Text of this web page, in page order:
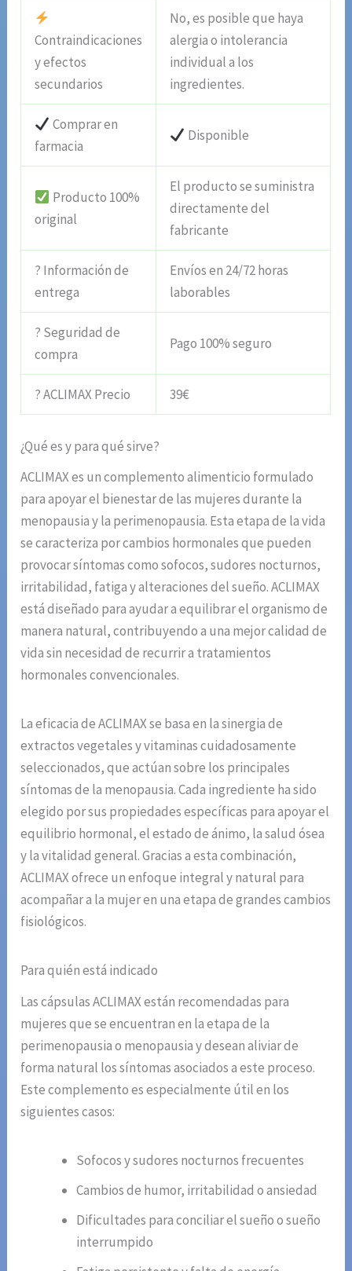
Contraindicaciones
y efectos
secundarios
No, es posible que haya
alergia o intolerancia
individual a los
ingredientes.
Comprar en
farmacia
Disponible
Producto 100%
original
El producto se suministra
directamente del
fabricante
? Información de
entrega
Envíos en 24/72 horas
laborables
? Seguridad de
compra
Pago 100% seguro
? ACLIMAX Precio 39€
¿Qué es y para qué sirve?
ACLIMAX es un complemento alimenticio formulado
para apoyar el bienestar de las mujeres durante la
menopausia y la perimenopausia. Esta etapa de la vida
se caracteriza por cambios hormonales que pueden
provocar síntomas como sofocos, sudores nocturnos,
irritabilidad, fatiga y alteraciones del sueño. ACLIMAX
está diseñado para ayudar a equilibrar el organismo de
manera natural, contribuyendo a una mejor calidad de
vida sin necesidad de recurrir a tratamientos
hormonales convencionales.
La eficacia de ACLIMAX se basa en la sinergia de
extractos vegetales y vitaminas cuidadosamente
seleccionados, que actúan sobre los principales
síntomas de la menopausia. Cada ingrediente ha sido
elegido por sus propiedades específicas para apoyar el
equilibrio hormonal, el estado de ánimo, la salud ósea
y la vitalidad general. Gracias a esta combinación,
ACLIMAX ofrece un enfoque integral y natural para
acompañar a la mujer en una etapa de grandes cambios
fisiológicos.
Para quién está indicado
Las cápsulas ACLIMAX están recomendadas para
mujeres que se encuentran en la etapa de la
perimenopausia o menopausia y desean aliviar de
forma natural los síntomas asociados a este proceso.
Este complemento es especialmente útil en los
siguientes casos:
Sofocos y sudores nocturnos frecuentes
Cambios de humor, irritabilidad o ansiedad
Dificultades para conciliar el sueño o sueño
interrumpido